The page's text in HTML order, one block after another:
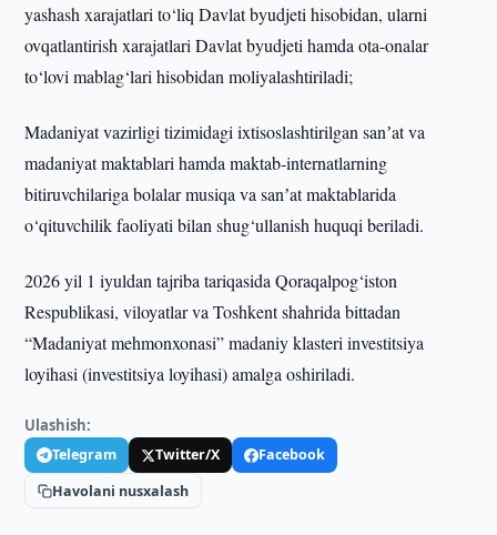
yashash xarajatlari to‘liq Davlat byudjeti hisobidan, ularni
ovqatlantirish xarajatlari Davlat byudjeti hamda ota-onalar
to‘lovi mablag‘lari hisobidan moliyalashtiriladi;
Madaniyat vazirligi tizimidagi ixtisoslashtirilgan sanʼat va
madaniyat maktablari hamda maktab-internatlarning
bitiruvchilariga bolalar musiqa va sanʼat maktablarida
o‘qituvchilik faoliyati bilan shug‘ullanish huquqi beriladi.
2026 yil 1 iyuldan tajriba tariqasida Qoraqalpog‘iston
Respublikasi, viloyatlar va Toshkent shahrida bittadan
“Madaniyat mehmonxonasi” madaniy klasteri investitsiya
loyihasi (investitsiya loyihasi) amalga oshiriladi.
Ulashish:
Telegram Twitter/X
Facebook
Havolani nusxalash